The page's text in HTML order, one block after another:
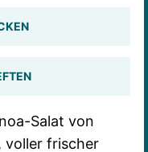
Salat von
voller frischer